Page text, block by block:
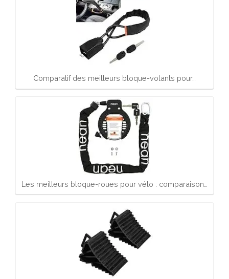
Comparatif des meilleurs bloque-volants pour…
Les meilleurs bloque-roues pour vélo : comparaison…